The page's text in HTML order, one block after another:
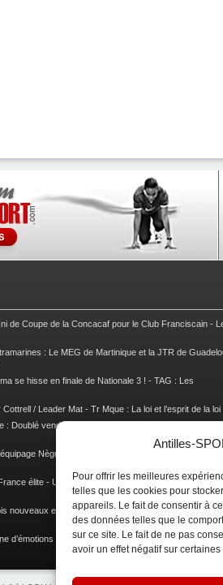
Antilles-
Pour offrir les meilleures
telles que les cookies pour
appareils. Le fait de consentir à
des données telles que le
sur ce site. Le fait de ne pas
avoir un effet négatif sur
de Coupe de la Concacaf pour le Club Franciscain -
: Le MEG de Martinique et la JTR de
se hisse en finale de Nationale 3 ! - TAG : Les
Cottrell / Leader Mat - Tr Mque : La loi et l’esprit de la loi
: Doublé vendéen sur l’étape des Mamelles
Nègre – Gérard remporte le 9e rallye du Pays
élite - Un semi marathon sous le signe de la
nouveaux et un habitué au palmarès du Trail des
d’émotions ! Images de la Woulib 113 X-Trem